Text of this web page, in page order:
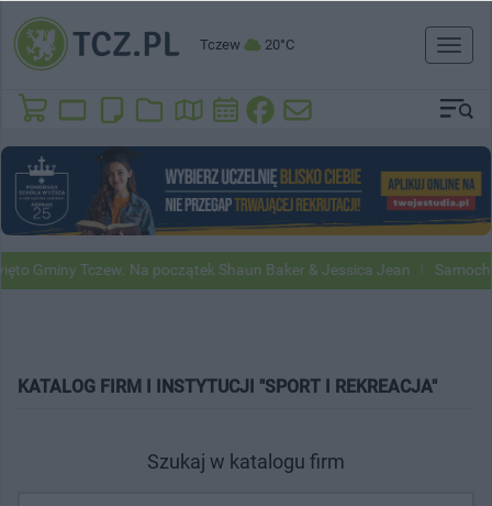
Tczew 20°C
Toggle
Gminy Tczew. Na początek Shaun Baker & Jessica Jean
KATALOG FIRM I INSTYTUCJI "SPORT I REKREACJA"
Szukaj w katalogu firm